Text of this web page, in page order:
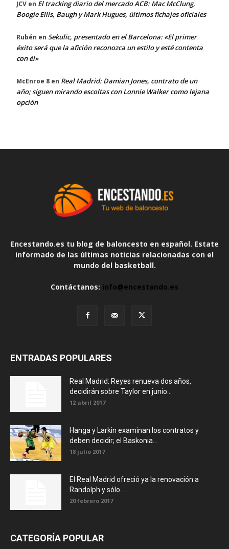
JCV en El tracking diario del mercado ACB: Mac McClung,
Boogie Ellis, Baugh y Mark Hugues, últimos fichajes oficiales
Rubén en Sekulic, presentado en el Barcelona: «El primer
éxito será que la afición reconozca un estilo y esté contenta
con él»
McEnroe 8 en Real Madrid: Damian Jones, contrato de un
año; siguen mirando escoltas con Lonnie Walker como lejana
opción
Encestando.es tu blog de baloncesto en español. Estate
informado de las últimas noticias relacionadas con el
mundo del basketball.
Contáctanos: info@encestando.es
ENTRADAS POPULARES
Real Madrid: Reyes renueva dos años,
decidirán sobre Taylor en junio...
12 abril 2017
Hanga y Larkin examinan los contratos y
deben decidir; el Baskonia...
18 julio 2017
El Real Madrid ofreció ya la renovación a
Randolph y sólo...
20 febrero 2017
CATEGORÍA POPULAR